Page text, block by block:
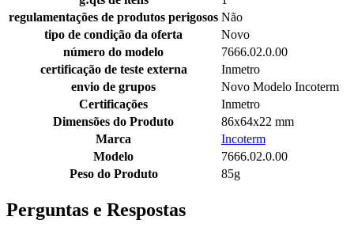
regulamentações de produtos perigosos Não
tipo de condição da oferta
Novo
número do modelo
7666.02.0.00
certificação de teste externa
Inmetro
envio de grupos
Novo Modelo Incoterm
Certificações
Inmetro
Dimensões do Produto
86x64x22 mm
Marca
Incoterm
Modelo
7666.02.0.00
Peso do Produto
85g
Perguntas e Respostas